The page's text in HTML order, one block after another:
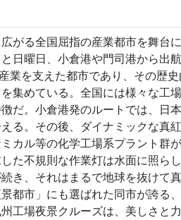
がる全国屈指の産業都市を舞台
日曜日、小倉港や門司港から出
業を支えた都市であり、その歴
集めている。全国には様々な工
だ。小倉港発のルートでは、日
る。その後、ダイナミックな真
カル等の化学工場系プラント群
た不規則な作業灯は水面に照ら
き、それはまるで地球を抜けて
都市」にも選ばれた同市が誇る
工場夜景クルーズは、美しさと